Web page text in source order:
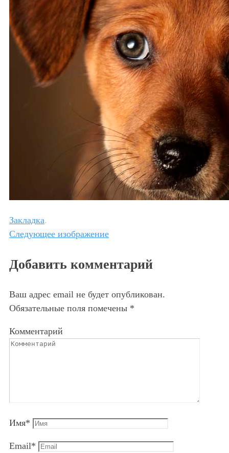
Закладка.
Следующее изображение
Добавить комментарий
Ваш адрес email не будет опубликован.
Обязательные поля помечены *
Комментарий
Имя*
Email*